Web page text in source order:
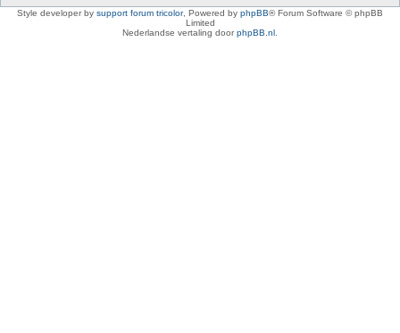
Style developer by support forum tricolor, Powered by phpBB® Forum Software © phpBB
Limited
Nederlandse vertaling doorphpBB.nl